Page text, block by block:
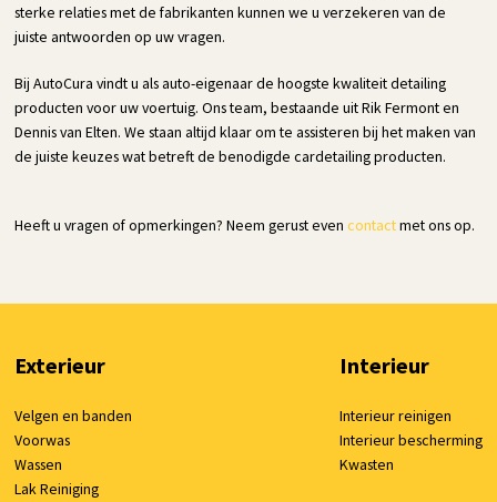
sterke relaties met de fabrikanten kunnen we u verzekeren van de
juiste antwoorden op uw vragen.
Bij AutoCura vindt u als auto-eigenaar de hoogste kwaliteit detailing
producten voor uw voertuig. Ons team, bestaande uit Rik Fermont en
Dennis van Elten. We staan altijd klaar om te assisteren bij het maken van
de juiste keuzes wat betreft de benodigde cardetailing producten.
Heeft u vragen of opmerkingen? Neem gerust evencontactmet ons op.
Exterieur
Velgen en banden
Voorwas
Wassen
Lak Reiniging
Interieur
Interieur reinigen
Interieur bescherming
Kwasten